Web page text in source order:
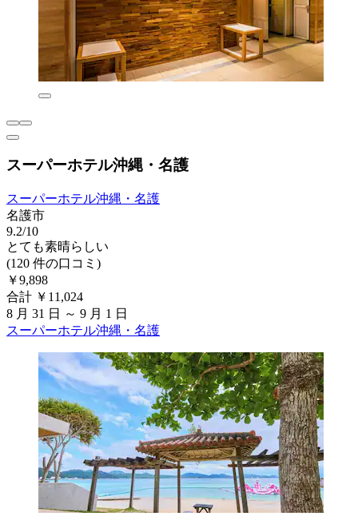
スーパーホテル沖縄・名護
スーパーホテル沖縄・名護
名護市
9.2/10
とても素晴らしい
(120 件の口コミ)
￥9,898
合計 ￥11,024
8 月 31 日 ～ 9 月 1 日
スーパーホテル沖縄・名護